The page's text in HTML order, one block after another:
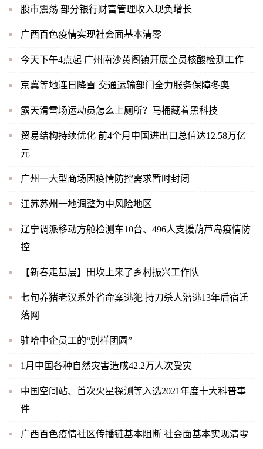
股市震荡 部分银行财富管理收入现负增长
广西百色疫情实现社会面基本清零
今天下午4点起 广州南沙黄阁镇开展全员核酸检测工作
京冀等地连日降雪 交通运输部门全力服务保障冬奥
露天滑雪场运动员怎么上厕所？马桶藏着黑科技
贸易结构持续优化 前4个月中国进出口总值达12.58万亿
元
广州一大型商场因疫情防控需求暂时封闭
江苏苏州一地调整为中风险地区
辽宁调派移动方舱检测车10台、496人支援葫芦岛疫情防
控
【新春走基层】田坎上来了乡村振兴工作队
七旬养猪老汉系外省命案逃犯 持刀杀人潜逃13年后宿迁
落网
驻哈中企员工的“别样团圆”
1月中国各种自然灾害造成42.2万人次受灾
中国空间站、首次火星探测等入选2021年度十大科普事
件
广西百色疫情社区传播链基本阻断 社会面基本实现清零